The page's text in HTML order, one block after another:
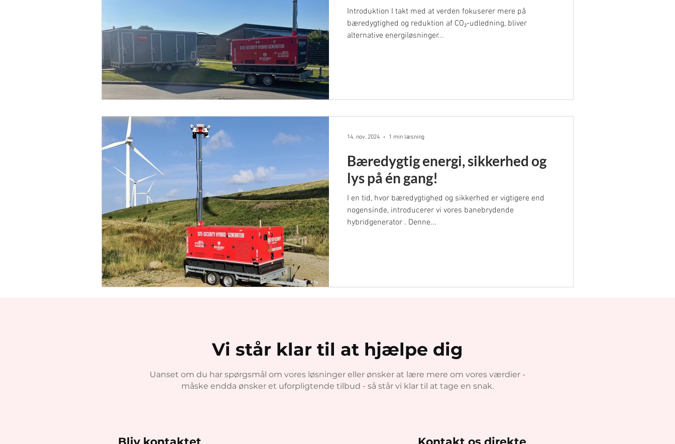
Introduktion I takt med at verden fokuserer mere på
bæredygtighed og reduktion af CO₂-udledning, bliver
alternative energiløsninger...
Bæredygtig energi, sikkerhed og
lys på én gang!
I en tid, hvor bæredygtighed og sikkerhed er vigtigere end
nogensinde, introducerer vi vores banebrydende
hybridgenerator . Denne...
14. nov. 2024 1 min læsning
Vi står klar til at hjælpe dig
Uanset om du har spørgsmål om vores løsninger eller ønsker at lære mere om vores værdier -
måske endda ønsker et uforpligtende tilbud - så står vi klar til at tage en snak.